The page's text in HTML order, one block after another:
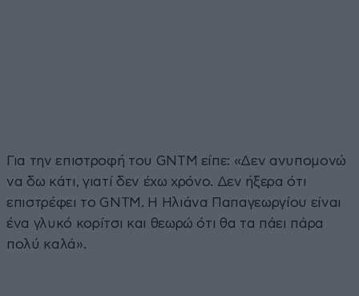
Για την επιστροφή του GNTM είπε: «Δεν ανυπομονώ
να δω κάτι, γιατί δεν έχω χρόνο. Δεν ήξερα ότι
επιστρέφει το GNTM. Η Ηλιάνα Παπαγεωργίου είναι
ένα γλυκό κορίτσι και θεωρώ ότι θα τα πάει πάρα
πολύ καλά».